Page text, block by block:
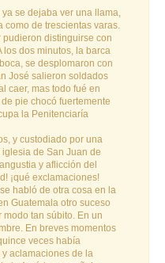
se dejaba ver una llama,
como de trescientas varas.
distinguirse con
dos minutos, la barca
se desplomaron con
José salieron soldados
caer, mas todo fué en
pie chocó fuertemente
la Penitenciaría
y custodiado por una
de San Juan de
y aflicción del
¡qué exclamaciones!
habló de otra cosa en la
Guatemala otro suceso
tan súbito. En un
En breves momentos
veces había
aclamaciones de la